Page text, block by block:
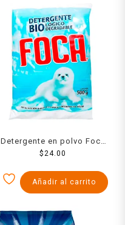
Detergente en polvo Foca
500 g
$24.00
Añadir al carrito